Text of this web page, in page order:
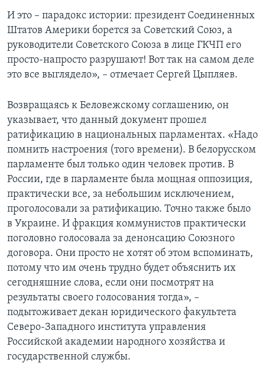
И это – парадокс истории: президент Соединенных
Штатов Америки борется за Советский Союз, а
руководители Советского Союза в лице ГКЧП его
просто-напросто разрушают! Вот так на самом деле
это все выглядело», – отмечает Сергей Цыпляев.
Возвращаясь к Беловежскому соглашению, он
указывает, что данный документ прошел
ратификацию в национальных парламентах. «Надо
помнить настроения (того времени). В белорусском
парламенте был только один человек против. В
России, где в парламенте была мощная оппозиция,
практически все, за небольшим исключением,
проголосовали за ратификацию. Точно также было
в Украине. И фракция коммунистов практически
поголовно голосовала за денонсацию Союзного
договора. Они просто не хотят об этом вспоминать,
потому что им очень трудно будет объяснить их
сегодняшние слова, если они посмотрят на
результаты своего голосования тогда», –
подытоживает декан юридического факультета
Северо-Западного института управления
Российской академии народного хозяйства и
государственной службы.